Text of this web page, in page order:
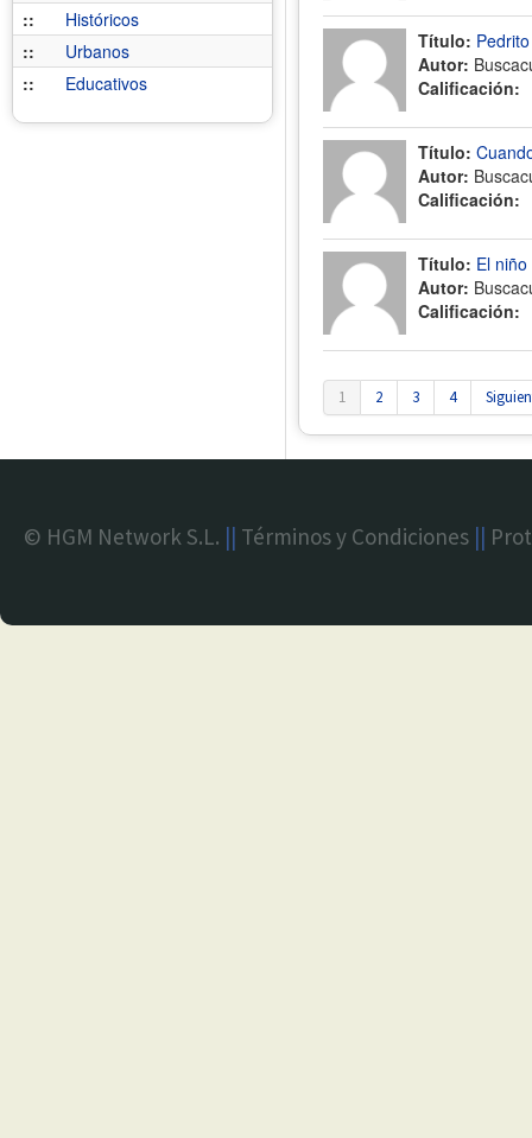
::
Históricos
::
Urbanos
::
Educativos
Título:
Autor:
Calificación:
Título:
Autor:
Calificación:
Título: El
Autor:
Calificación:
1 2 3 4
© HGM Network S.L. || Términos y Condiciones ||